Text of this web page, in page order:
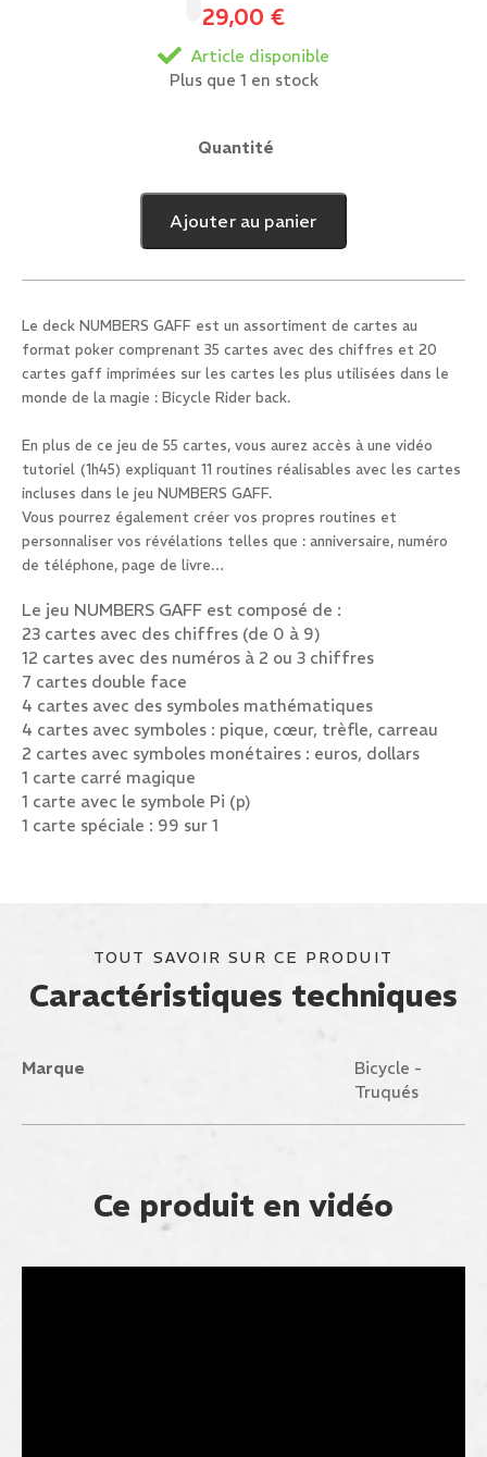
29,00 €
Article disponible
Plus que 1 en stock
Quantitéquantité
Numbers
Gaff
Ajouter au panier
Le deck NUMBERS GAFF est un assortiment de cartes au
format poker comprenant 35 cartes avec des chiffres et 20
cartes gaff imprimées sur les cartes les plus utilisées dans le
monde de la magie : Bicycle Rider back.
En plus de ce jeu de 55 cartes, vous aurez accès à une vidéo
tutoriel (1h45) expliquant 11 routines réalisables avec les cartes
incluses dans le jeu NUMBERS GAFF.
Vous pourrez également créer vos propres routines et
personnaliser vos révélations telles que : anniversaire, numéro
de téléphone, page de livre…
Le jeu NUMBERS GAFF est composé de :
23 cartes avec des chiffres (de 0 à 9)
12 cartes avec des numéros à 2 ou 3 chiffres
7 cartes double face
4 cartes avec des symboles mathématiques
4 cartes avec symboles : pique, cœur, trèfle, carreau
2 cartes avec symboles monétaires : euros, dollars
1 carte carré magique
1 carte avec le symbole Pi (p)
1 carte spéciale : 99 sur 1
TOUT SAVOIR SUR CE PRODUIT
Caractéristiques techniques
Marque
Bicycle -
Truqués
Ce produit en vidéo